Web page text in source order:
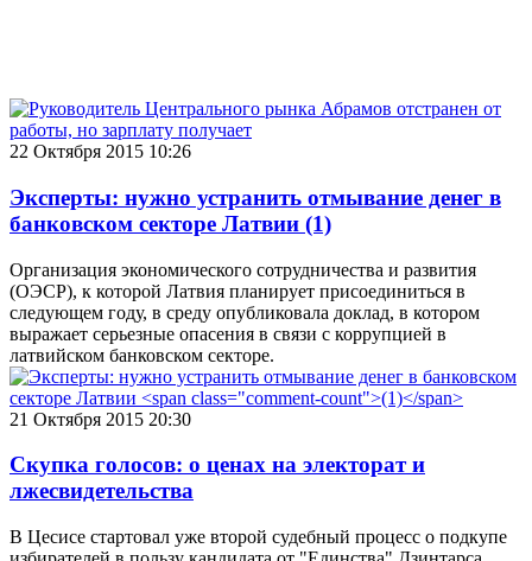
22 Октября 2015 10:26
Эксперты: нужно устранить отмывание денег в
банковском секторе Латвии (1)
Организация экономического сотрудничества и развития
(ОЭСР), к которой Латвия планирует присоединиться в
следующем году, в среду опубликовала доклад, в котором
выражает серьезные опасения в связи с коррупцией в
латвийском банковском секторе.
21 Октября 2015 20:30
Скупка голосов: о ценах на электорат и
лжесвидетельства
В Цесисе стартовал уже второй судебный процесс о подкупе